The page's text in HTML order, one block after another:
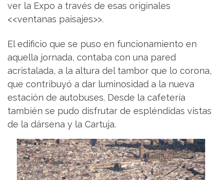
ver la Expo a través de esas originales
<<ventanas paisajes>>.
El edificio que se puso en funcionamiento en
aquella jornada, contaba con una pared
acristalada, a la altura del tambor que lo corona,
que contribuyó a dar luminosidad a la nueva
estación de autobuses. Desde la cafetería
también se pudo disfrutar de espléndidas vistas
de la dársena y la Cartuja.